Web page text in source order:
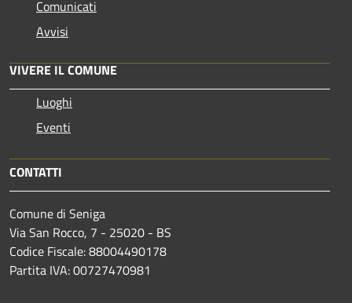
Comunicati
Avvisi
VIVERE IL COMUNE
Luoghi
Eventi
CONTATTI
Comune di Seniga
Via San Rocco, 7 - 25020 - BS
Codice Fiscale: 88004490178
Partita IVA: 00727470981